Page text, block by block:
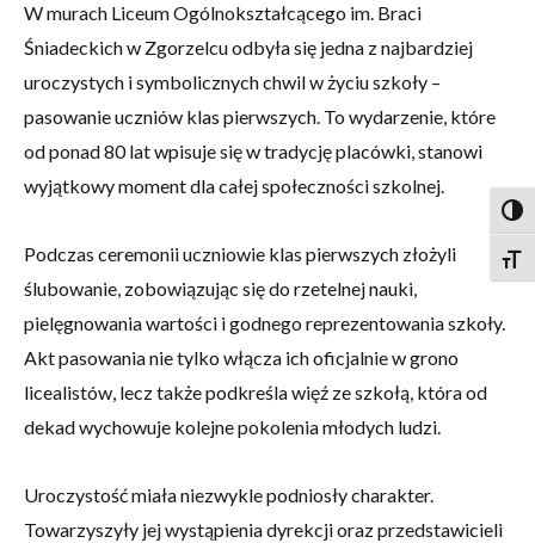
W murach Liceum Ogólnokształcącego im. Braci
Śniadeckich w Zgorzelcu odbyła się jedna z najbardziej
uroczystych i symbolicznych chwil w życiu szkoły –
pasowanie uczniów klas pierwszych. To wydarzenie, które
od ponad 80 lat wpisuje się w tradycję placówki, stanowi
wyjątkowy moment dla całej społeczności szkolnej.
Podczas ceremonii uczniowie klas pierwszych złożyli
ślubowanie, zobowiązując się do rzetelnej nauki,
pielęgnowania wartości i godnego reprezentowania szkoły.
Akt pasowania nie tylko włącza ich oficjalnie w grono
licealistów, lecz także podkreśla więź ze szkołą, która od
dekad wychowuje kolejne pokolenia młodych ludzi.
Uroczystość miała niezwykle podniosły charakter.
Towarzyszyły jej wystąpienia dyrekcji oraz przedstawicieli